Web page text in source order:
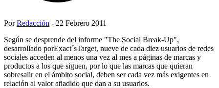
PorRedacción - 22 Febrero 2011
Según se desprende del informe "The Social Break-Up",
desarrollado porExact´sTarget, nueve de cada diez usuarios de redes
sociales acceden al menos una vez al mes a páginas de marcas y
productos a los que siguen, por lo que las marcas que quieran
sobresalir en el ámbito social, deben ser cada vez más exigentes en
relación al valor añadido que dan a su usuarios.